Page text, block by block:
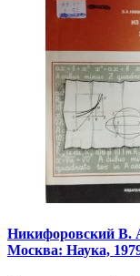
Никифоровский В.
Москва: Наука,